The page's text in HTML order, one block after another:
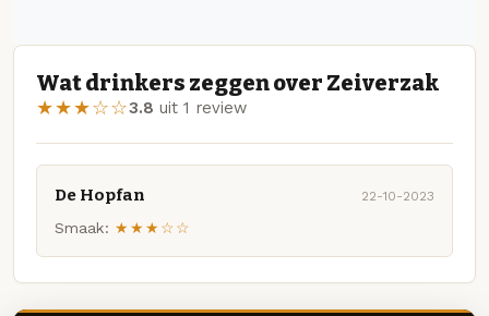
Wat drinkers zeggen over Zeiverzak
★★★☆☆3.8 uit 1 review
De Hopfan 22-10-2023
Smaak: ★★★☆☆